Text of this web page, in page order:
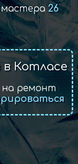
мастера26
Котласе
на ремонт